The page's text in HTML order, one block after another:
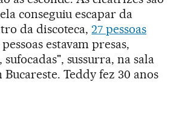
conseguiu escapar da
da discoteca,27 pessoas
pessoas estavam presas,
sussurra, na sala
Bucareste. Teddy fez 30 anos